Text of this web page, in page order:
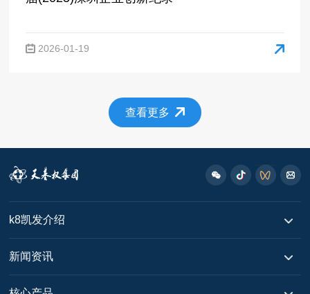
2026-01-19
查看更多
k8凯发介绍
新闻资讯